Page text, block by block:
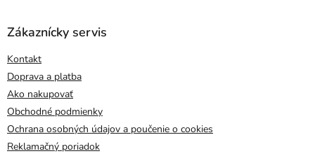
Zákaznícky servis
Kontakt
Doprava a platba
Ako nakupovať
Obchodné podmienky
Ochrana osobných údajov a poučenie o cookies
Reklamačný poriadok